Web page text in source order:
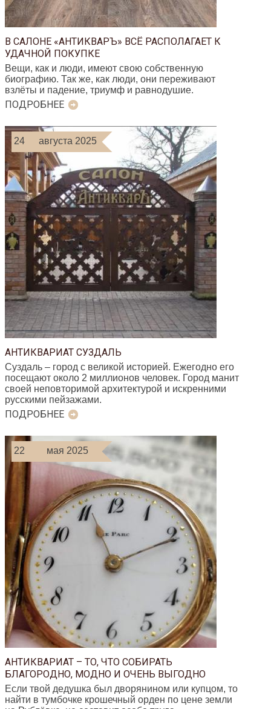
В САЛОНЕ «АНТИКВАРЪ» ВСЁ РАСПОЛАГАЕТ К
УДАЧНОЙ ПОКУПКЕ
Вещи, как и люди, имеют свою собственную
биографию. Так же, как люди, они переживают
взлёты и падение, триумф и равнодушие.
ПОДРОБНЕЕ
24 августа 2025
АНТИКВАРИАТ СУЗДАЛЬ
Суздаль – город с великой историей. Ежегодно его
посещают около 2 миллионов человек. Город манит
своей неповторимой архитектурой и искренними
русскими пейзажами.
ПОДРОБНЕЕ
22 мая 2025
АНТИКВАРИАТ – ТО, ЧТО СОБИРАТЬ
БЛАГОРОДНО, МОДНО И ОЧЕНЬ ВЫГОДНО
Если твой дедушка был дворянином или купцом, то
найти в тумбочке крошечный орден по цене земли